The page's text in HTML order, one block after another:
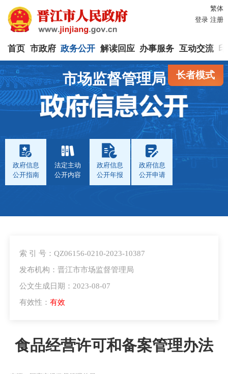
繁体
登录 注册
首页 市政府 政务公开 解读回应 办事服务 互动交流
长者模式
市场监督管理局
政府信息
公开指南
法定主动
公开内容
政府信息
公开年报
政府信息
公开申请
索 引 号：QZ06156-0210-2023-10387
发布机构：晋江市市场监督管理局
公文生成日期：2023-08-07
有效性： 有效
食品经营许可和备案管理办法